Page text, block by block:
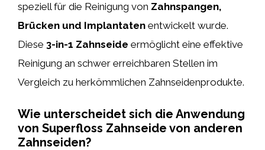
speziell für die Reinigung von Zahnspangen,
Brücken und Implantaten entwickelt wurde.
Diese 3-in-1 Zahnseide ermöglicht eine effektive
Reinigung an schwer erreichbaren Stellen im
Vergleich zu herkömmlichen Zahnseidenprodukte.
Wie unterscheidet sich die Anwendung
von Superfloss Zahnseide von anderen
Zahnseiden?